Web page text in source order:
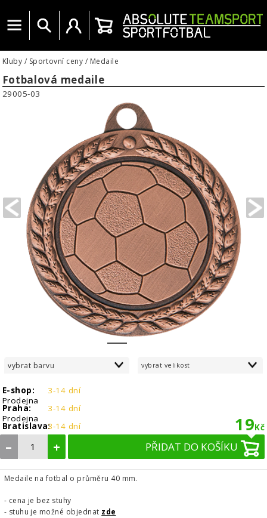
Menu Vyhledat Uživatelský účet
Košík
Kluby / Sportovní ceny / Medaile
Fotbalová medaile
PREVIOUS
1 2
29005-03
vybrat barvu vybrat velikost
E-shop:
3-14 dní
Prodejna
Praha:
3-14 dní
Prodejna
Bratislava:3-14 dní 19Kč
– + PŘIDAT DO KOŠÍKU
Medaile na fotbal o průměru 40 mm.
- cena je bez stuhy
- stuhu je možné objednat zde